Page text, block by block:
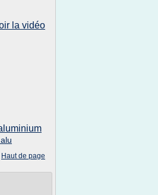
la vidéo
Haut de page